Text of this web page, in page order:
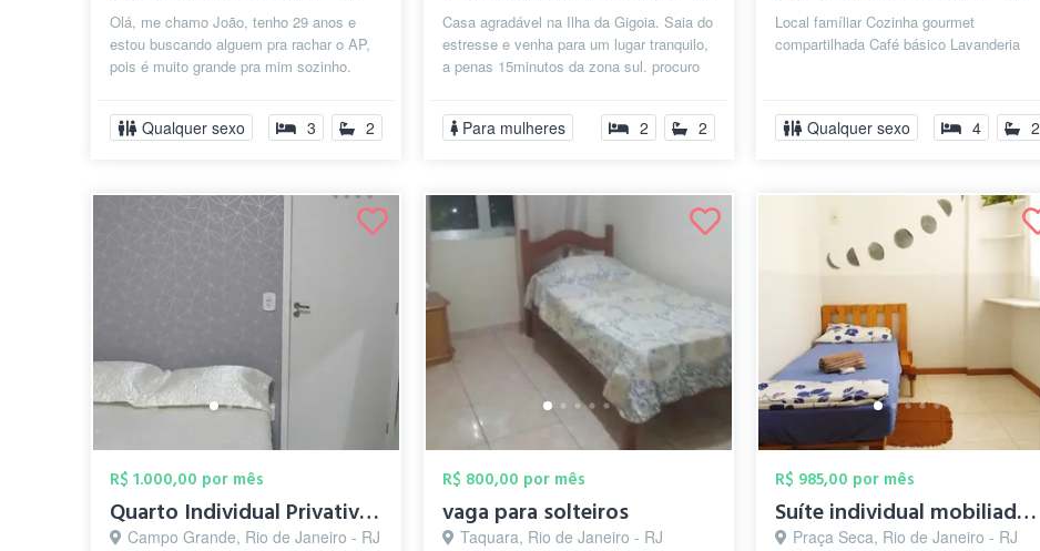
Olá, me chamo João, tenho 29 anos e
estou buscando alguem pra rachar o AP,
pois é muito grande pra mim sozinho.
Qualquer sexo 3 2
Casa agradável na Ilha da Gigoia. Saia do
estresse e venha para um lugar tranquilo,
a penas 15minutos da zona sul. procuro
Para mulheres 2 2
Local famíliar Cozinha gourmet
compartilhada Café básico Lavanderia
Qualquer sexo 4 2
R$ 1.000,00 por mês
Quarto Individual Privativo no Centro de...
Campo Grande, Rio de Janeiro - RJ
R$ 800,00 por mês
vaga para solteiros
Taquara, Rio de Janeiro - RJ
R$ 985,00 por mês
Suíte individual mobiliada na Praça Seca
Praça Seca, Rio de Janeiro - RJ